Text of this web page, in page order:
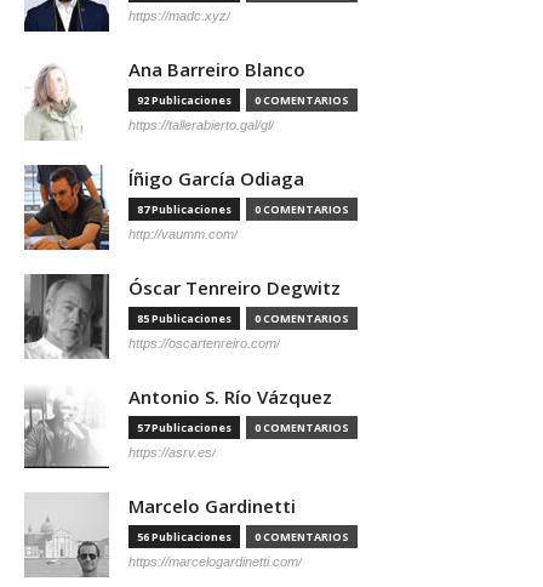
https://madc.xyz/
Ana Barreiro Blanco
92 Publicaciones 0 COMENTARIOS
https://tallerabierto.gal/gl/
Íñigo García Odiaga
87 Publicaciones 0 COMENTARIOS
http://vaumm.com/
Óscar Tenreiro Degwitz
85 Publicaciones 0 COMENTARIOS
https://oscartenreiro.com/
Antonio S. Río Vázquez
57 Publicaciones 0 COMENTARIOS
https://asrv.es/
Marcelo Gardinetti
56 Publicaciones 0 COMENTARIOS
https://marcelogardinetti.com/